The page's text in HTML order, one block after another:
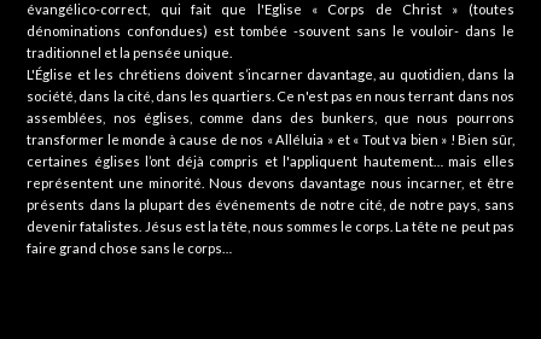
évangélico-correct, qui fait que l'Eglise « Corps de Christ » (toutes
dénominations confondues) est tombée -souvent sans le vouloir- dans le
traditionnel et la pensée unique.
L'Église et les chrétiens doivent s’incarner davantage, au quotidien, dans la
société, dans la cité, dans les quartiers. Ce n'est pas en nous terrant dans nos
assemblées, nos églises, comme dans des bunkers, que nous pourrons
transformer le monde à cause de nos « Alléluia » et « Tout va bien » ! Bien sûr,
certaines églises l’ont déjà compris et l'appliquent hautement… mais elles
représentent une minorité. Nous devons davantage nous incarner, et être
présents dans la plupart des événements de notre cité, de notre pays, sans
devenir fatalistes. Jésus est la tête, nous sommes le corps. La tête ne peut pas
faire grand chose sans le corps…